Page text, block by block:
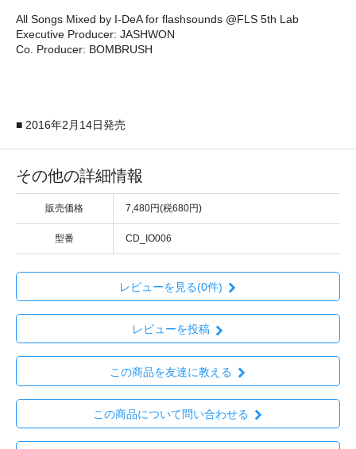
All Songs Mixed by I-DeA for flashsounds @FLS 5th Lab
Executive Producer: JASHWON
Co. Producer: BOMBRUSH
■ 2016年2月14日発売
その他の詳細情報
販売価格 7,480円(税680円)
型番 CD_IO006
レビューを見る(0件)
レビューを投稿
この商品を友達に教える
この商品について問い合わせる